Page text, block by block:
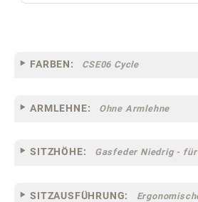
FARBEN: CSE06 Cycle
ARMLEHNE: Ohne Armlehne
SITZHÖHE: Gasfeder Niedrig -
SITZAUSFÜHRUNG: